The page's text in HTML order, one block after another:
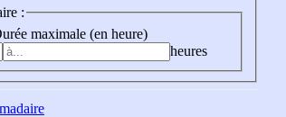
:
maximale (en heure)
heures